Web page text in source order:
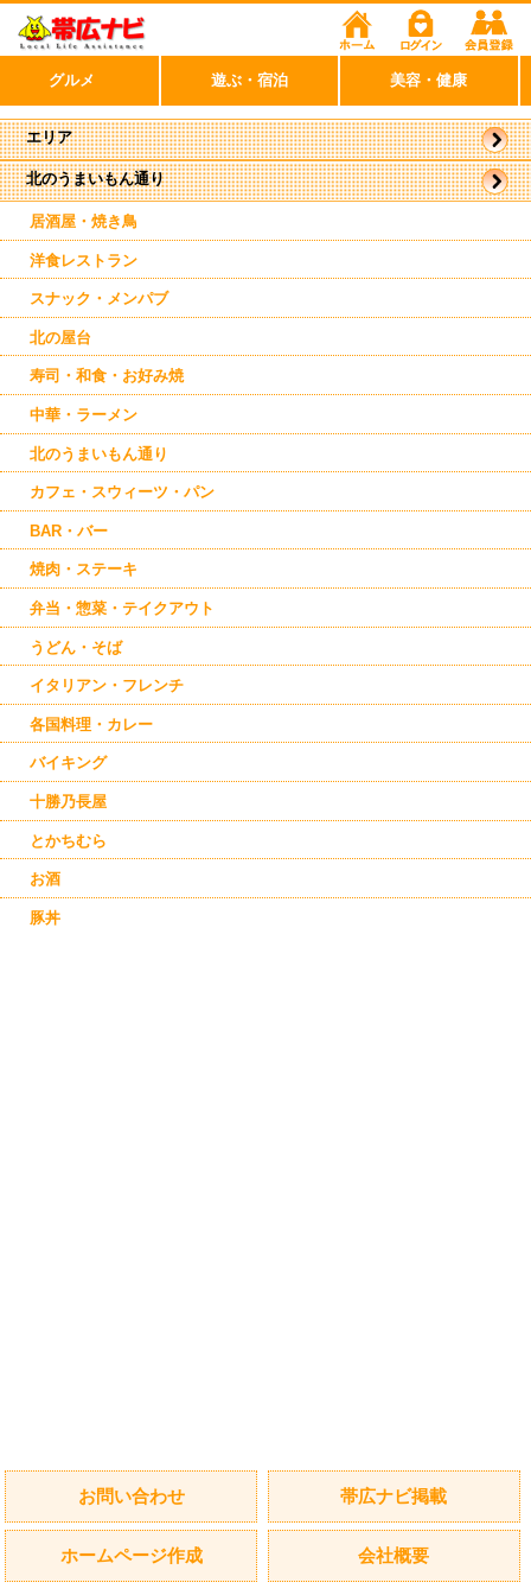
北のうまいもん通り
居酒屋・焼き鳥
洋食レストラン
スナック・メンパブ
北の屋台
寿司・和食・お好み焼
中華・ラーメン
北のうまいもん通り
カフェ・スウィーツ・パン
BAR・バー
焼肉・ステーキ
弁当・惣菜・テイクアウト
うどん・そば
イタリアン・フレンチ
各国料理・カレー
バイキング
十勝乃長屋
とかちむら
お酒
豚丼
エリア
帯広市
駅周辺
グルメ 遊ぶ・宿泊 美容・健康
お問い合わせ 帯広ナビ掲載
ホームページ作成 会社概要